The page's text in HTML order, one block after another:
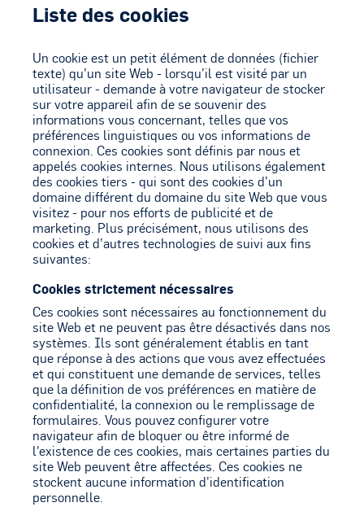
Liste des cookies
Un cookie est un petit élément de données (fichier
texte) qu’un site Web - lorsqu’il est visité par un
utilisateur - demande à votre navigateur de stocker
sur votre appareil afin de se souvenir des
informations vous concernant, telles que vos
préférences linguistiques ou vos informations de
connexion. Ces cookies sont définis par nous et
appelés cookies internes. Nous utilisons également
des cookies tiers - qui sont des cookies d’un
domaine différent du domaine du site Web que vous
visitez - pour nos efforts de publicité et de
marketing. Plus précisément, nous utilisons des
cookies et d’autres technologies de suivi aux fins
suivantes:
Cookies strictement nécessaires
Ces cookies sont nécessaires au fonctionnement du
site Web et ne peuvent pas être désactivés dans nos
systèmes. Ils sont généralement établis en tant
que réponse à des actions que vous avez effectuées
et qui constituent une demande de services, telles
que la définition de vos préférences en matière de
confidentialité, la connexion ou le remplissage de
formulaires. Vous pouvez configurer votre
navigateur afin de bloquer ou être informé de
l'existence de ces cookies, mais certaines parties du
site Web peuvent être affectées. Ces cookies ne
stockent aucune information d’identification
personnelle.